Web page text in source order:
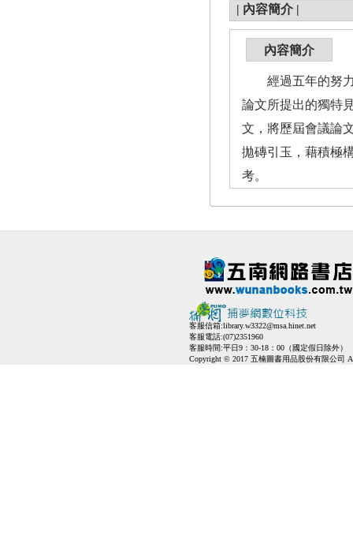
| 內容簡介 |
內容簡介
經過五年的努力
論文所提出的獨特
文，將歷屆會議論
拋磚引玉，藉積極
考。
客服信箱:library.w3322@msa.hinet.net
客服電話:(07)2351960
客服時間:平日9：30-18：00（國定假日除外）
Copyright © 2017 五楠圖書用品股份有限公司